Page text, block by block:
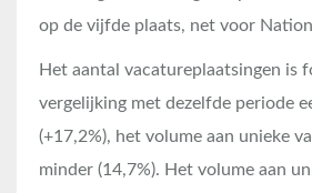
op de vijfde plaats, net voor
Het aantal vacatureplaatsingen is
vergelijking met dezelfde periode
(+17,2%), het volume aan unieke
minder (14,7%). Het volume aan